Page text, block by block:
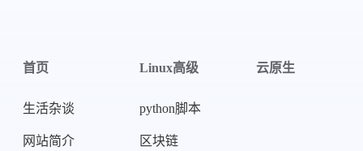
首页
生活杂谈
网站简介
Linux高级
python脚本
区块链
云原生